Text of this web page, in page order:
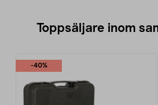
Toppsäljare inom
-40%